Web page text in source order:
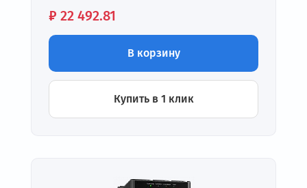
Цена:
₽ 22 492.81
В корзину
Купить в 1 клик